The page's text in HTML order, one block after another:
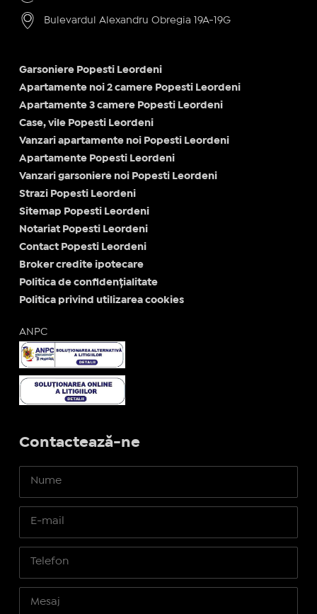
Bulevardul Alexandru Obregia 19A-19G
Garsoniere Popesti Leordeni
Apartamente noi 2 camere Popesti Leordeni
Apartamente 3 camere Popesti Leordeni
Case, vile Popesti Leordeni
Vanzari apartamente noi Popesti Leordeni
Apartamente Popesti Leordeni
Vanzari garsoniere noi Popesti Leordeni
Strazi Popesti Leordeni
Sitemap Popesti Leordeni
Notariat Popesti Leordeni
Contact Popesti Leordeni
Broker credite ipotecare
Politica de confidențialitate
Politica privind utilizarea cookies
ANPC
Contactează-ne